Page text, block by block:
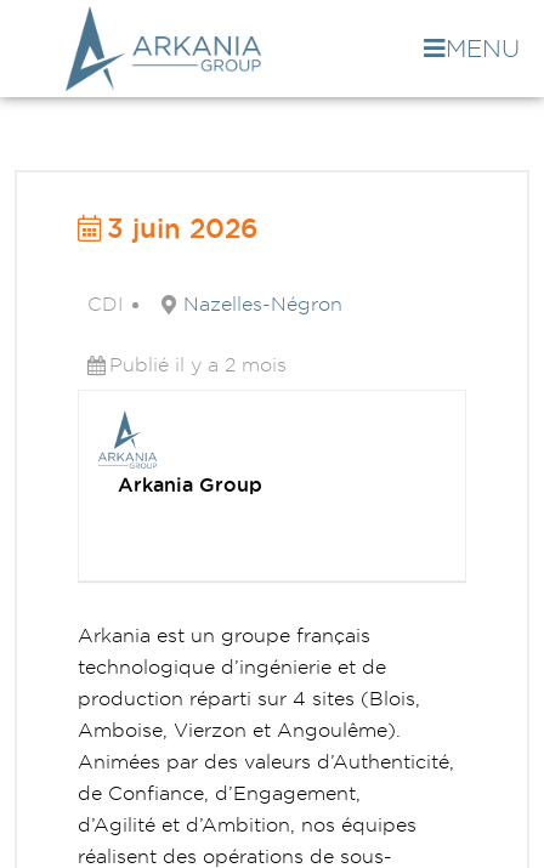
MENU
3 juin 2026
CDI Nazelles-Négron
Publié il y a 2 mois
Arkania Group
Arkania est un groupe français
technologique d’ingénierie et de
production réparti sur 4 sites (Blois,
Amboise, Vierzon et Angoulême).
Animées par des valeurs d’Authenticité,
de Confiance, d’Engagement,
d’Agilité et d’Ambition, nos équipes
réalisent des opérations de sous-